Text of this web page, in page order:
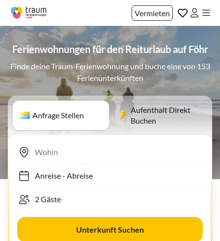
Vermieten
Ferienwohnungen für den Reiturlaub auf Föhr
Finde deine Traum-Ferienwohnung und buche eine von 153
Ferienunterkünften
Anfrage Stellen
Aufenthalt Direkt
Buchen
Anreise- Abreise
Unterkunft Suchen